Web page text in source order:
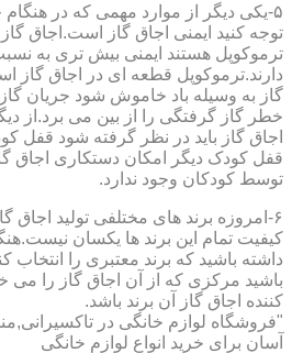
۵-یکی دیگر از موارد مهمی که در هنگام
توجه کنید ایمنی اجاق گاز است.اجاق
ترموکوپل هستند ایمنی بیش تری به
دارند.ترموکوپل قطعه ای در اجاق گاز
گاز به وسیله باد خاموش شود جریان
خطر گاز گرفتگی را از بین می برد.از
اجاق گاز باید در نظر گرفته شود قفل
قفل کودک دیگر امکان دستکاری اجاق
توسط کودکان وجود ندارد.
۶-امروزه برند های مختلفی تولید
کیفیت تمام این برند ها یکسان
داشته باشید که برند معتبری را انتخاب
باشید مرکزی که از آن اجاق گاز را می
کننده اجاق گاز آن برند باشد.
"فروشگاه لوازم خانگی در
آسان برای خرید انواع لوازم خانگی